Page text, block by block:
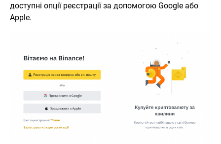
доступні опції реєстрації за допомогою Google або
Apple.